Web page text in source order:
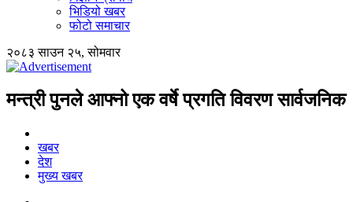
भिडियो खबर
फोटो समाचार
२०८३ साउन २५, सोमवार
मन्त्री पुनले आफ्नो एक वर्षे प्रगति विवरण सार्वजनिक
खबर
देश
मुख्य खबर